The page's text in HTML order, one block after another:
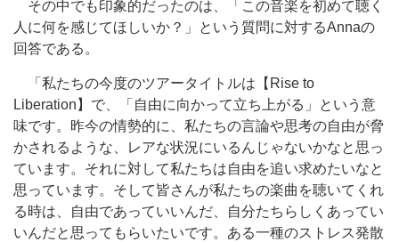
その中でも印象的だったのは、「この音楽を初めて聴く
人に何を感じてほしいか？」という質問に対するAnnaの
回答である。
「私たちの今度のツアータイトルは【Rise to
Liberation】で、「自由に向かって立ち上がる」という意
味です。昨今の情勢的に、私たちの言論や思考の自由が脅
かされるような、レアな状況にいるんじゃないかなと思っ
ています。それに対して私たちは自由を追い求めたいなと
思っています。そして皆さんが私たちの楽曲を聴いてくれ
る時は、自由であっていいんだ、自分たちらしくあってい
いんだと思ってもらいたいです。ある一種のストレス発散